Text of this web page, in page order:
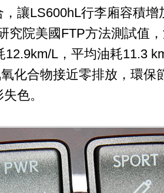
，讓LS600hL行李廂容積增
究院美國FTP方法測試值
12.9km/L，平均油耗11.3
化合物接近零排放，環保
色。